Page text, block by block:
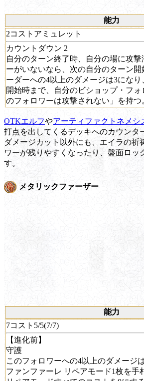
能力
2コストアミュレット
カウントダウン 2
自分のターン終了時、自分の場に攻
ーがいないなら、次の自分のターン開
ーダーへの4以上のダメージは3にな
開始時まで、自分のビショップ・フォ
のフォロワーは攻撃されない」を持つ
OTKエルフやアーティファクトネメシ
打点を出してくるデッキへのカウンタ
ダメージカット以外にも、エイラの祈
ワーが残りやすくなったり、盤面ロッ
す。
メタリックファーザー
能力
7コスト5/5(7/7)
【進化前】
守護
このフォロワーへの4以上のダメージ
ファンファーレ リペアモード1枚を手